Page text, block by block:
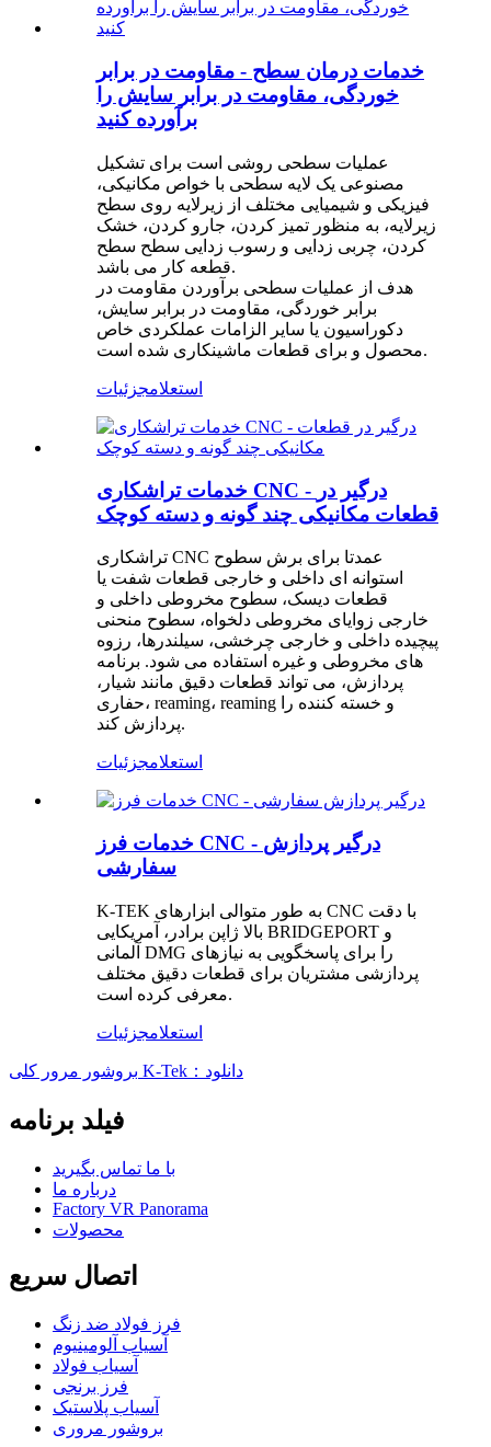
خدمات درمان سطح - مقاومت در برابر
خوردگی، مقاومت در برابر سایش را
برآورده کنید
عملیات سطحی روشی است برای تشکیل
مصنوعی یک لایه سطحی با خواص مکانیکی،
فیزیکی و شیمیایی مختلف از زیرلایه روی سطح
زیرلایه، به منظور تمیز کردن، جارو کردن، خشک
کردن، چربی زدایی و رسوب زدایی سطح سطح
قطعه کار می باشد.
هدف از عملیات سطحی برآوردن مقاومت در
برابر خوردگی، مقاومت در برابر سایش،
دکوراسیون یا سایر الزامات عملکردی خاص
محصول و برای قطعات ماشینکاری شده است.
استعلامجزئیات
خدمات تراشکاری CNC - درگیر در
قطعات مکانیکی چند گونه و دسته کوچک
تراشکاری CNC عمدتا برای برش سطوح
استوانه ای داخلی و خارجی قطعات شفت یا
قطعات دیسک، سطوح مخروطی داخلی و
خارجی زوایای مخروطی دلخواه، سطوح منحنی
پیچیده داخلی و خارجی چرخشی، سیلندرها، رزوه
های مخروطی و غیره استفاده می شود. برنامه
پردازش، می تواند قطعات دقیق مانند شیار،
حفاری، reaming، reaming و خسته کننده را
پردازش کند.
استعلامجزئیات
خدمات فرز CNC - درگیر پردازش
سفارشی
K-TEK به طور متوالی ابزارهای CNC با دقت
بالا ژاپن برادر، آمریکایی BRIDGEPORT و
آلمانی DMG را برای پاسخگویی به نیازهای
پردازشی مشتریان برای قطعات دقیق مختلف
معرفی کرده است.
استعلامجزئیات
بروشور مرور کلی K-Tek：دانلود
فیلد برنامه
با ما تماس بگیرید
درباره ما
Factory VR Panorama
محصولات
اتصال سریع
فرز فولاد ضد زنگ
آسیاب آلومینیوم
آسیاب فولاد
فرز برنجی
آسیاب پلاستیک
بروشور مروری